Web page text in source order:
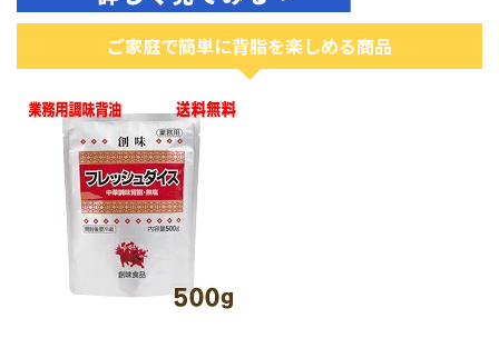
ご家庭で簡単に背脂を楽しめる商品